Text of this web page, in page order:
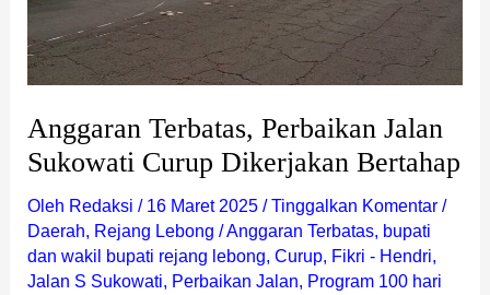
Anggaran Terbatas, Perbaikan Jalan
Sukowati Curup Dikerjakan Bertahap
Oleh Redaksi / 16 Maret 2025 /Tinggalkan Komentar /
Daerah, Rejang Lebong /Anggaran Terbatas, bupati
dan wakil bupati rejang lebong, Curup, Fikri - Hendri,
Jalan S Sukowati, Perbaikan Jalan, Program 100 hari
Bertahap